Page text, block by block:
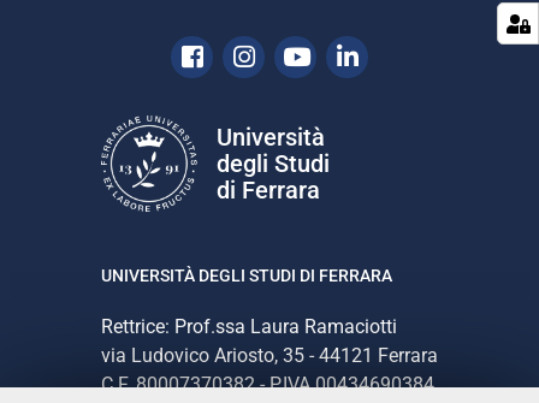
Facebook
Instagram
YoutubeLinkedin
Università
degli Studi
di Ferrara
UNIVERSITÀ DEGLI STUDI DI FERRARA
Rettrice: Prof.ssa Laura Ramaciotti
via Ludovico Ariosto, 35 - 44121 Ferrara
C.F. 80007370382 - P.IVA 00434690384